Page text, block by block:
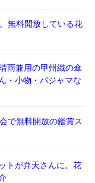
無料開放している花
雨兼用の甲州織の傘
・小物・パジャマな
で無料開放の鑑賞ス
トが弁天さんに。花